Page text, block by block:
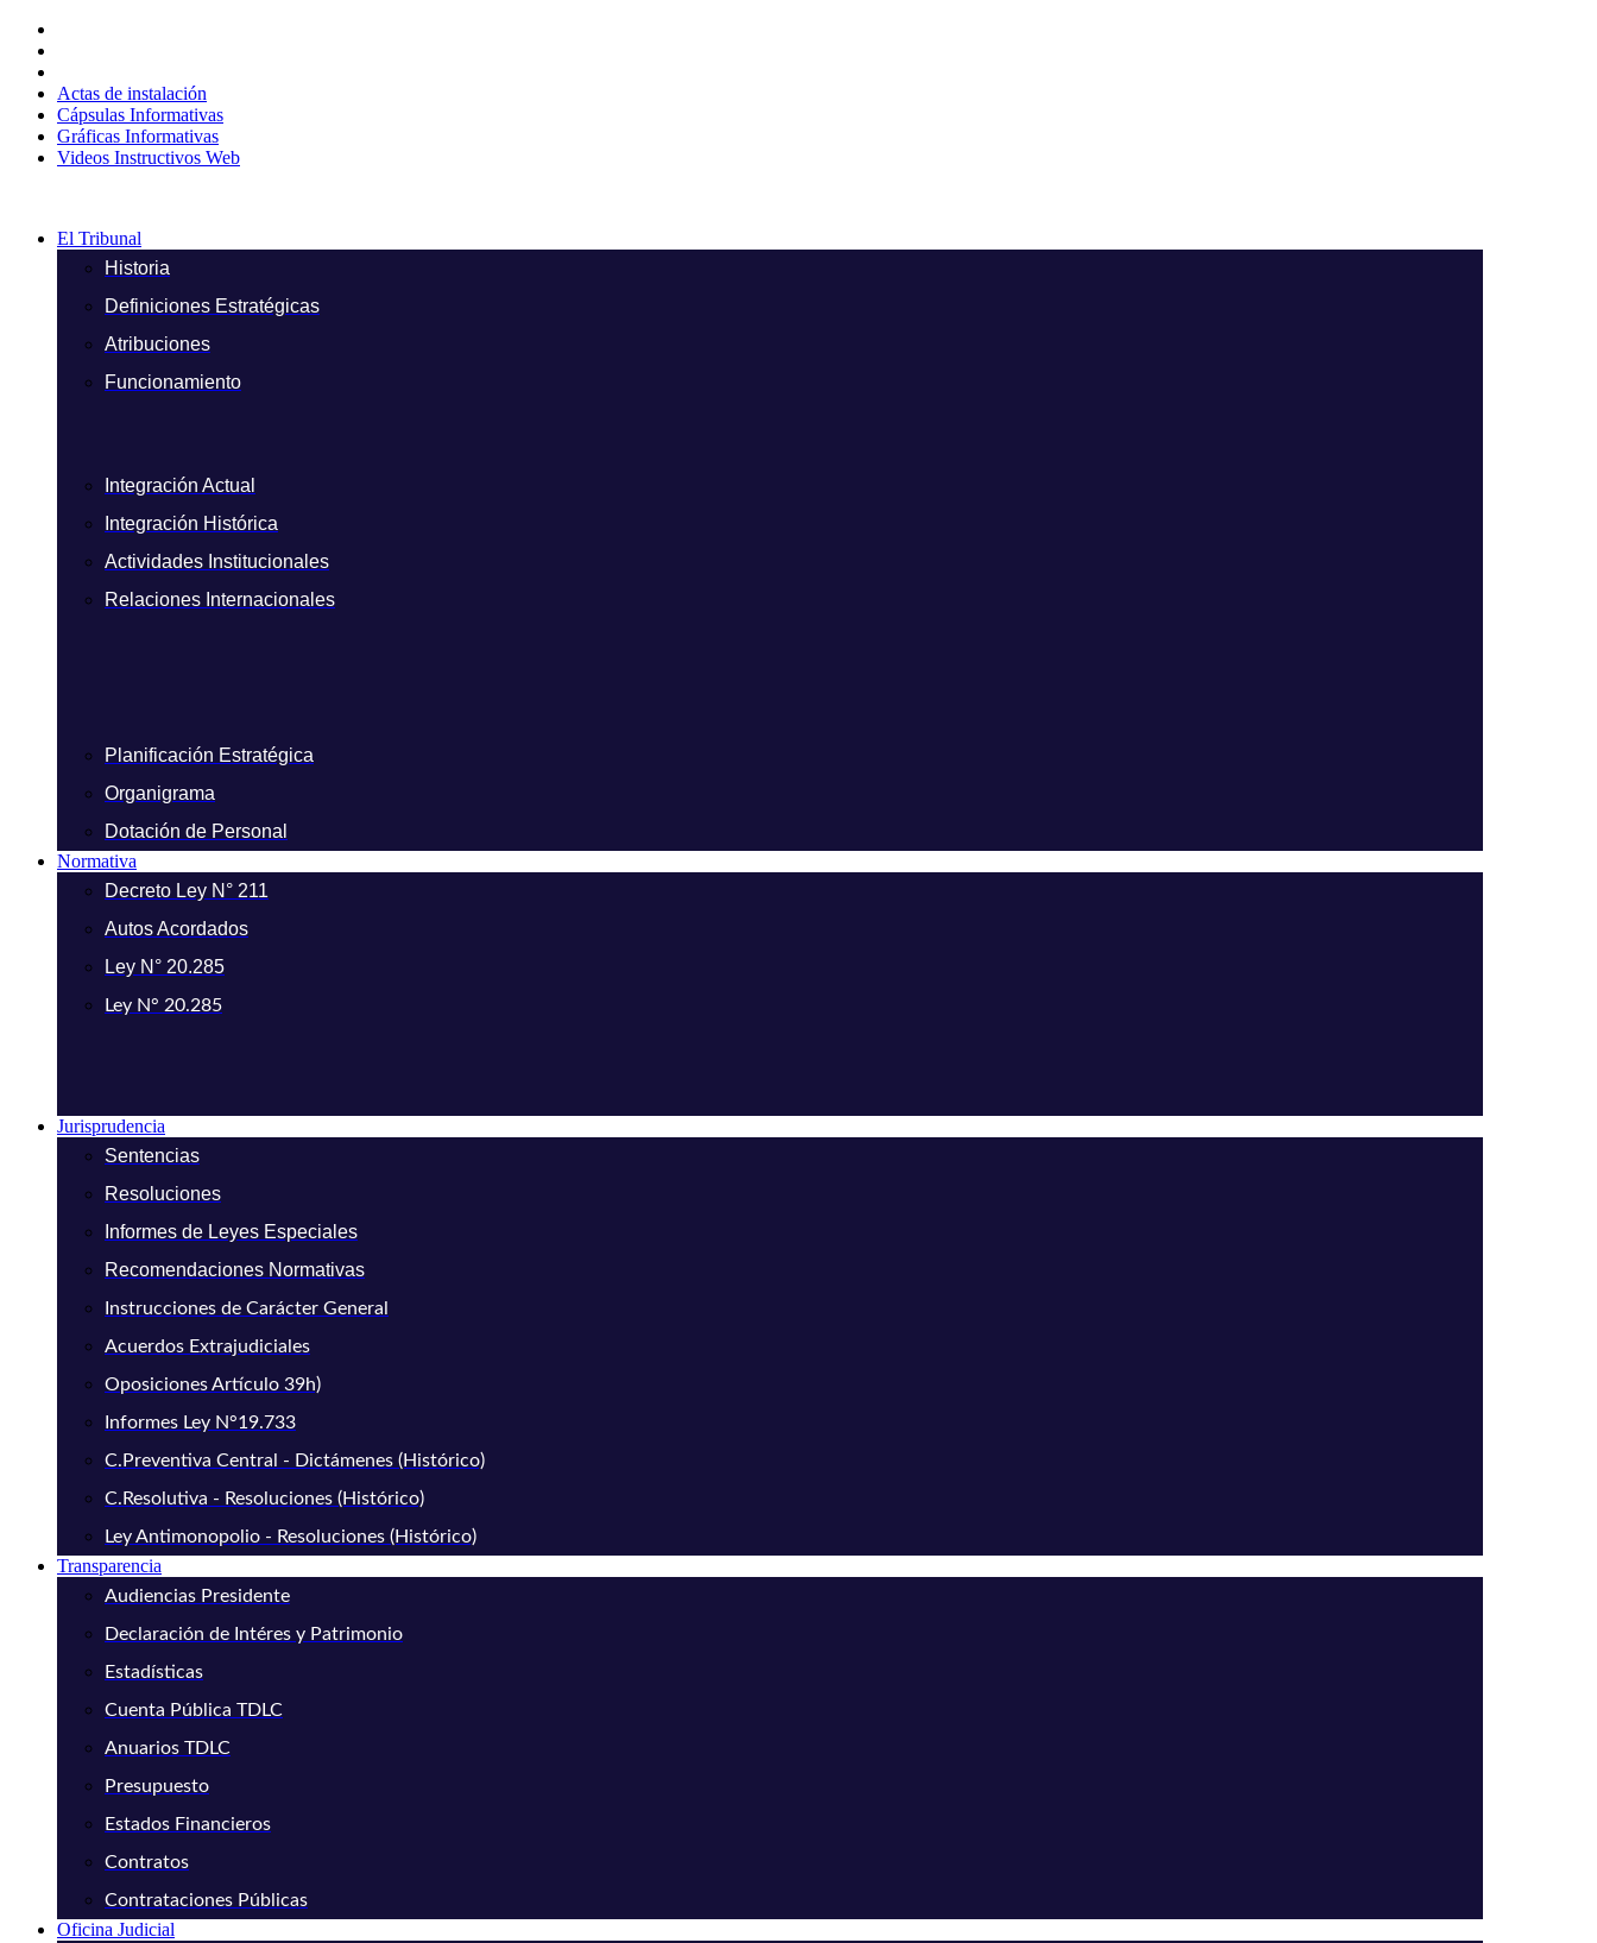
contenido
Actas de instalación
Cápsulas Informativas
Gráficas Informativas
Videos Instructivos Web
El Tribunal
Historia
Definiciones Estratégicas
Atribuciones
Funcionamiento
Integración Actual
Integración Histórica
Actividades Institucionales
Relaciones Internacionales
Planificación Estratégica
Organigrama
Dotación de Personal
Normativa
Decreto Ley N° 211
Autos Acordados
Ley N° 20.285
Ley N° 20.285
Jurisprudencia
Sentencias
Resoluciones
Informes de Leyes Especiales
Recomendaciones Normativas
Instrucciones de Carácter General
Acuerdos Extrajudiciales
Oposiciones Artículo 39h)
Informes Ley N°19.733
C.Preventiva Central - Dictámenes (Histórico)
C.Resolutiva - Resoluciones (Histórico)
Ley Antimonopolio - Resoluciones (Histórico)
Transparencia
Audiencias Presidente
Declaración de Intéres y Patrimonio
Estadísticas
Cuenta Pública TDLC
Anuarios TDLC
Presupuesto
Estados Financieros
Contratos
Contrataciones Públicas
Oficina Judicial